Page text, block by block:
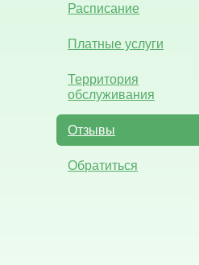
Расписание
Платные услуги
Территория
обслуживания
Отзывы
Обратиться